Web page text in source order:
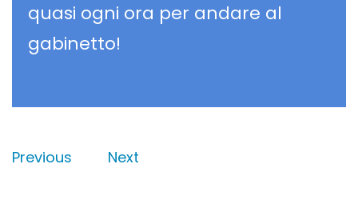
quasi ogni ora per andare al
gabinetto!
Previous Next